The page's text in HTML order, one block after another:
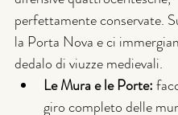
perfettamente conservate.
la Porta Nova e ci
dedalo di viuzze medievali.
Le Mura e le Porte:
giro completo delle